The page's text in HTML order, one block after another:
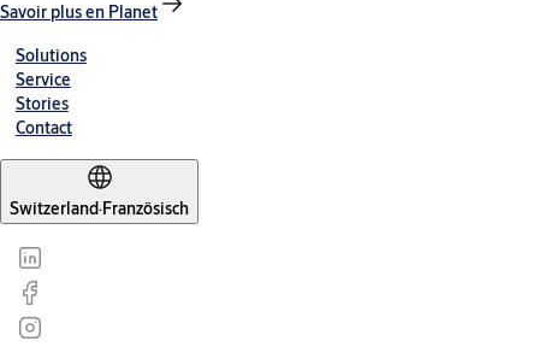
Savoir plus en Planet
Solutions
Service
Stories
Contact
Switzerland·Französisch